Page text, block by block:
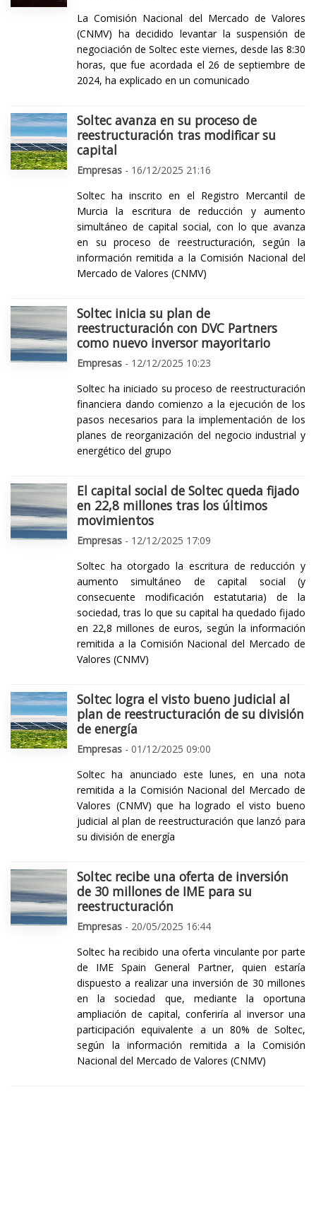
La Comisión Nacional del Mercado de Valores
(CNMV) ha decidido levantar la suspensión de
negociación de Soltec este viernes, desde las 8:30
horas, que fue acordada el 26 de septiembre de
2024, ha explicado en un comunicado
Soltec avanza en su proceso de
reestructuración tras modificar su
capital
Empresas - 16/12/2025 21:16
Soltec ha inscrito en el Registro Mercantil de
Murcia la escritura de reducción y aumento
simultáneo de capital social, con lo que avanza
en su proceso de reestructuración, según la
información remitida a la Comisión Nacional del
Mercado de Valores (CNMV)
Soltec inicia su plan de
reestructuración con DVC Partners
como nuevo inversor mayoritario
Empresas - 12/12/2025 10:23
Soltec ha iniciado su proceso de reestructuración
financiera dando comienzo a la ejecución de los
pasos necesarios para la implementación de los
planes de reorganización del negocio industrial y
energético del grupo
El capital social de Soltec queda fijado
en 22,8 millones tras los últimos
movimientos
Empresas - 12/12/2025 17:09
Soltec ha otorgado la escritura de reducción y
aumento simultáneo de capital social (y
consecuente modificación estatutaria) de la
sociedad, tras lo que su capital ha quedado fijado
en 22,8 millones de euros, según la información
remitida a la Comisión Nacional del Mercado de
Valores (CNMV)
Soltec logra el visto bueno judicial al
plan de reestructuración de su división
de energía
Empresas - 01/12/2025 09:00
Soltec ha anunciado este lunes, en una nota
remitida a la Comisión Nacional del Mercado de
Valores (CNMV) que ha logrado el visto bueno
judicial al plan de reestructuración que lanzó para
su división de energía
Soltec recibe una oferta de inversión
de 30 millones de IME para su
reestructuración
Empresas - 20/05/2025 16:44
Soltec ha recibido una oferta vinculante por parte
de IME Spain General Partner, quien estaría
dispuesto a realizar una inversión de 30 millones
en la sociedad que, mediante la oportuna
ampliación de capital, conferiría al inversor una
participación equivalente a un 80% de Soltec,
según la información remitida a la Comisión
Nacional del Mercado de Valores (CNMV)